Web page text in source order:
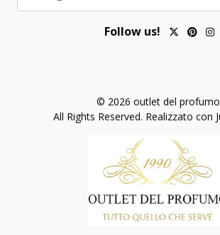
Follow us!
© 2026 outlet del
All Rights Reserved. Realizzato con